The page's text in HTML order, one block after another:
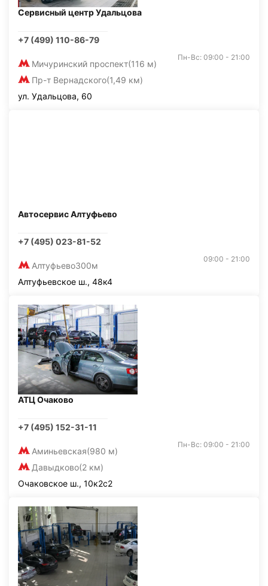
Сервисный центр Удальцова
+7 (499) 110-86-79
Мичуринский проспект(116 м)
Пр-т Вернадского(1,49 км)
Пн-Вс: 09:00 - 21:00
ул. Удальцова, 60
Автосервис Алтуфьево
+7 (495) 023-81-52
Алтуфьево300м
09:00 - 21:00
Алтуфьевское ш., 48к4
АТЦ Очаково
+7 (495) 152-31-11
Аминьевская(980 м)
Давыдково(2 км)
Пн-Вс: 09:00 - 21:00
Очаковское ш., 10к2с2